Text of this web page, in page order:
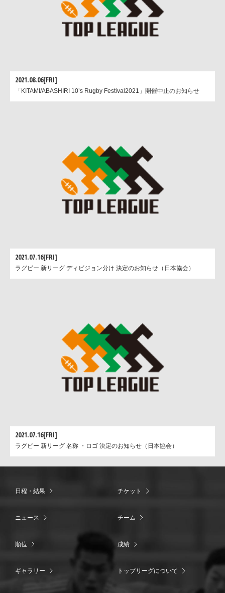
──いよいよ決勝だが?
「もちろん、優勝です。この後、1週間でどれだけ良い準備が
きるかだと思います。去年はいろいろあったが、まず、その舞
2021.08.06[FRI]
「KITAMI/ABASHIRI 10’s Rugby Festival2021」開催中止のお知らせ
2021.07.16[FRI]
ラグビー 新リーグ ディビジョン分け 決定のお知らせ（日本協会）
2021.07.16[FRI]
ラグビー 新リーグ 名称 ・ロゴ 決定のお知らせ（日本協会）
日程・結果 チケット
ニュース チーム
順位 成績
ギャラリー トップリーグについて